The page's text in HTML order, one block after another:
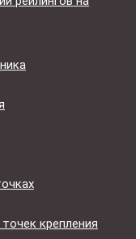
крепления